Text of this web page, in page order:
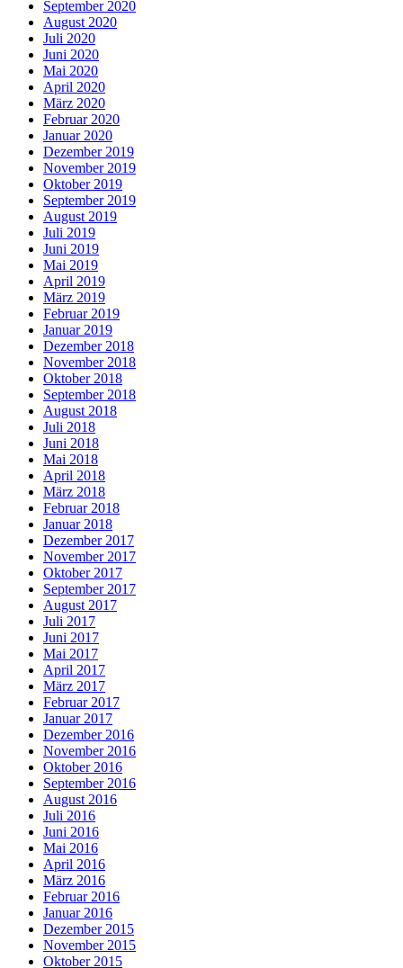
September 2020
August 2020
Juli 2020
Juni 2020
Mai 2020
April 2020
März 2020
Februar 2020
Januar 2020
Dezember 2019
November 2019
Oktober 2019
September 2019
August 2019
Juli 2019
Juni 2019
Mai 2019
April 2019
März 2019
Februar 2019
Januar 2019
Dezember 2018
November 2018
Oktober 2018
September 2018
August 2018
Juli 2018
Juni 2018
Mai 2018
April 2018
März 2018
Februar 2018
Januar 2018
Dezember 2017
November 2017
Oktober 2017
September 2017
August 2017
Juli 2017
Juni 2017
Mai 2017
April 2017
März 2017
Februar 2017
Januar 2017
Dezember 2016
November 2016
Oktober 2016
September 2016
August 2016
Juli 2016
Juni 2016
Mai 2016
April 2016
März 2016
Februar 2016
Januar 2016
Dezember 2015
November 2015
Oktober 2015